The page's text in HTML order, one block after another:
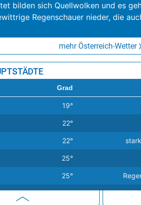
bilden sich Quellwolken und es
Regenschauer nieder, die
mehr Österreich-Wetter
Grad
19°
22°
22°
25°
25°
26°